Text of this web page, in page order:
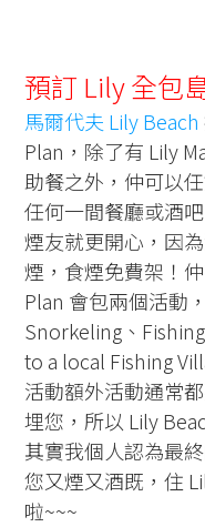
預訂 Lily 全包
馬爾代夫 Lily Beach
Plan，除了有 Lily
助餐之外，仲可以
任何一間餐廳或酒
煙友就更開心，因
煙，食煙免費架！
Plan 會包兩個活動
Snorkeling、
to a local Fishing
活動額外活動通常
埋您，所以 Lily
其實我個人認為最
您又煙又酒既，住
啦~~~